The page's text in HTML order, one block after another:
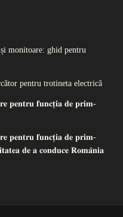
monitoare: ghid pentru
pentru trotineta electrică
𝐩𝐞𝐧𝐭𝐫𝐮 𝐟𝐮𝐧𝐜𝐭̦𝐢𝐚 𝐝𝐞 𝐩𝐫𝐢𝐦-
𝐩𝐞𝐧𝐭𝐫𝐮 𝐟𝐮𝐧𝐜𝐭̦𝐢𝐚 𝐝𝐞 𝐩𝐫𝐢𝐦-
𝐝𝐞 𝐚 𝐜𝐨𝐧𝐝𝐮𝐜𝐞 𝐑𝐨𝐦𝐚̂𝐧𝐢𝐚